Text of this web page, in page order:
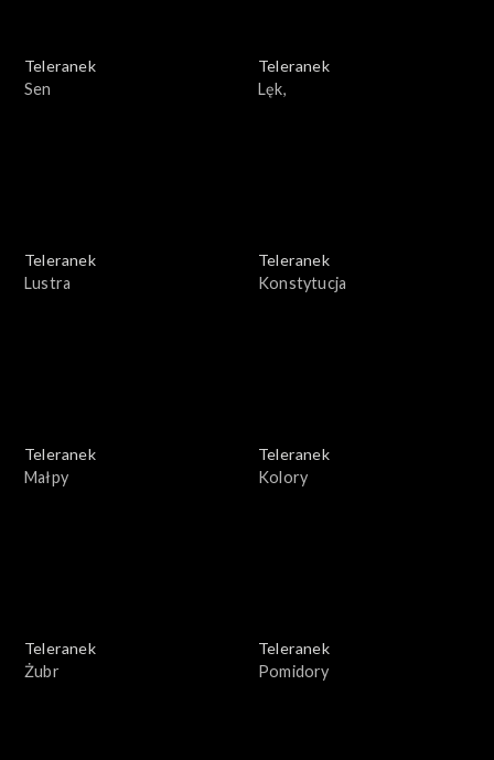
Teleranek
Sen
Teleranek
Lęk,
Teleranek
Lustra
Teleranek
Konstytucja
Teleranek
Małpy
Teleranek
Kolory
Teleranek
Żubr
Teleranek
Pomidory